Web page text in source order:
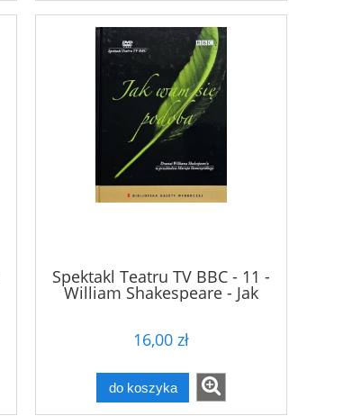
Spektakl Teatru TV BBC - 11 -
William Shakespeare - Jak
wam się podoba - DVD
16,00 zł
do koszyka